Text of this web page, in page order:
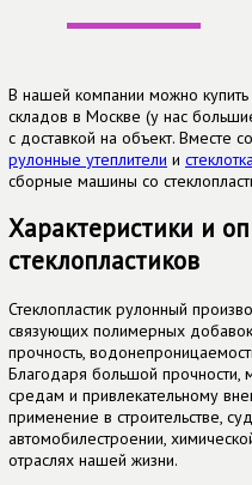
В нашей компании можно
складов в Москве (у нас
с доставкой на объект. Вместе
рулонные утеплители и
сборные машины со
Характеристики и
стеклопластиков
Стеклопластик рулонный
связующих полимерных
прочность,
Благодаря большой прочности,
средам и привлекательному
применение в строительстве,
автомобилестроении,
отраслях нашей жизни.